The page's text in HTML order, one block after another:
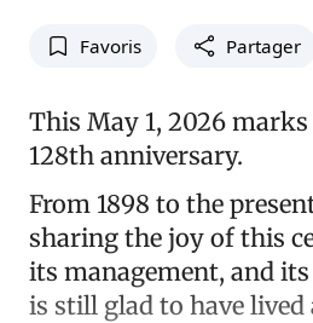
Favoris Partager
This May 1, 2026
128th anniversary.
From 1898 to the
sharing the joy of this
its management, and
is still glad to have